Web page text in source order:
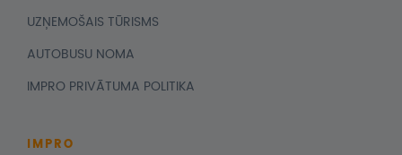
UZŅEMOŠAIS TŪRISMS
AUTOBUSU NOMA
IMPRO PRIVĀTUMA POLITIKA
IMPRO